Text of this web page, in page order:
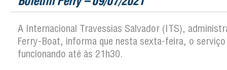
A Internacional Travessias Salvador (ITS),
Ferry-Boat, informa que nesta sexta-feira, o
funcionando até às 21h30.